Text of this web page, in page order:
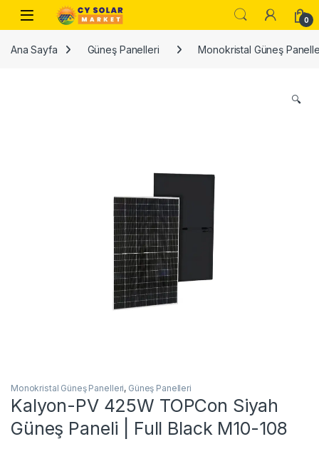
Skip to navigation
Skip to content
Open 0
Ana Sayfa Güneş Panelleri Monokristal Güneş
🔍
Monokristal Güneş Panelleri, Güneş Panelleri
Kalyon-PV 425W TOPCon Siyah
Güneş Paneli | Full Black M10-108